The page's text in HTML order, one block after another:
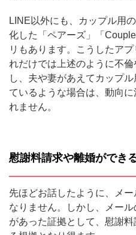
LINE以外にも、カップル用
化した「ペアーズ」「
リもあります。こうしたア
れだけでは上述のように不
し、夫や妻があえてカップ
ているような場合は、動向
れません。
慰謝料請求や離婚ができ
先ほどお話したように、メ
なりません。しかし、メー
があった証拠として、慰謝